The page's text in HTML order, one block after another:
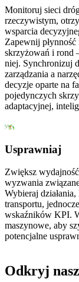
Monitoruj sieci
rzeczywistym,
wsparcia
Zapewnij
skrzyżowań i rond
niej. Synchronizuj
zarządzania a
decyzje oparte na
pojedynczych
adaptacyjnej,
Usprawniaj
Zwiększ
wyzwania
Wybieraj
transportu,
wskaźników KPI.
maszynowe, aby
potencjalne
Odkryj